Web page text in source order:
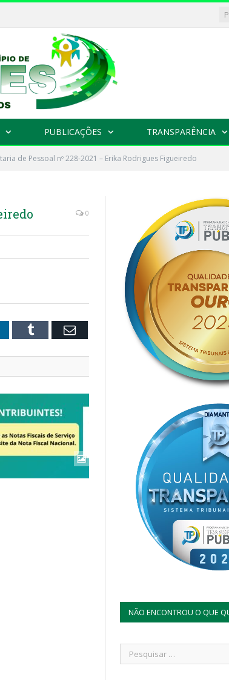
PUBLICAÇÕES TRANSPARÊNCIA
de Pessoal nº 228-2021 – Erika Rodrigues Figueiredo
0
Tumblr Email
NÃO ENCONTROU O QUE